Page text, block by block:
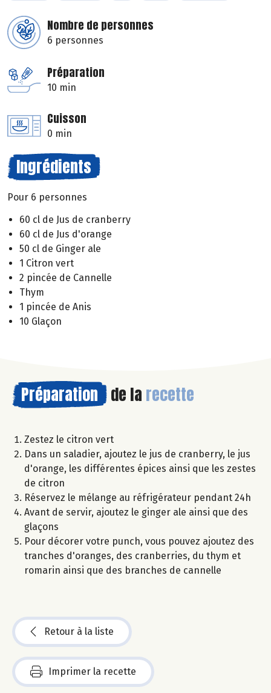
Nombre de personnes
6 personnes
Préparation
10 min
Cuisson
0 min
Ingrédients
Pour 6 personnes
60 cl de Jus de cranberry
60 cl de Jus d'orange
50 cl de Ginger ale
1 Citron vert
2 pincée de Cannelle
Thym
1 pincée de Anis
10 Glaçon
Préparation de la recette
Zestez le citron vert
Dans un saladier, ajoutez le jus de cranberry, le jus
d'orange, les différentes épices ainsi que les zestes
de citron
Réservez le mélange au réfrigérateur pendant 24h
Avant de servir, ajoutez le ginger ale ainsi que des
glaçons
Pour décorer votre punch, vous pouvez ajoutez des
tranches d'oranges, des cranberries, du thym et
romarin ainsi que des branches de cannelle
Retour à la liste
Imprimer la recette